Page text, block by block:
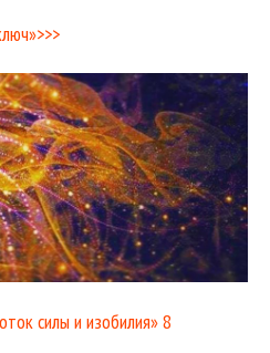
силы и изобилия» 8